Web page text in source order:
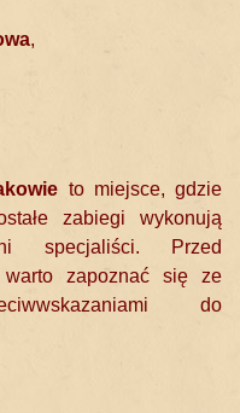
,
to miejsce, gdzie
zabiegi wykonują
specjaliści. Przed
warto zapoznać się ze
do